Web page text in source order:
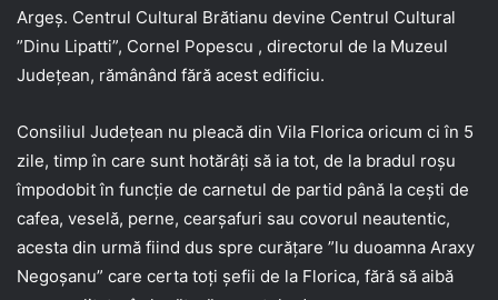
Argeș. Centrul Cultural Brătianu devine Centrul Cultural
”Dinu Lipatti”, Cornel Popescu , directorul de la Muzeul
Județean, rămânând fără acest edificiu.
Consiliul Județean nu pleacă din Vila Florica oricum ci în 5
zile, timp în care sunt hotărâți să ia tot, de la bradul roșu
împodobit în funcție de carnetul de partid până la cești de
cafea, veselă, perne, cearșafuri sau covorul neautentic,
acesta din urmă fiind dus spre curățare ”lu duoamna Araxy
Negoșanu” care certa toți șefii de la Florica, fără să aibă